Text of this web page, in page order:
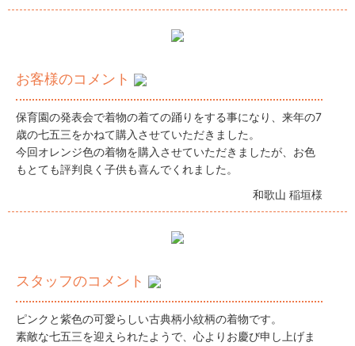
お客様のコメント
保育園の発表会で着物の着ての踊りをする事になり、来年の7
歳の七五三をかねて購入させていただきました。
今回オレンジ色の着物を購入させていただきましたが、お色
もとても評判良く子供も喜んでくれました。
和歌山 稲垣様
スタッフのコメント
ピンクと紫色の可愛らしい古典柄小紋柄の着物です。
素敵な七五三を迎えられたようで、心よりお慶び申し上げま